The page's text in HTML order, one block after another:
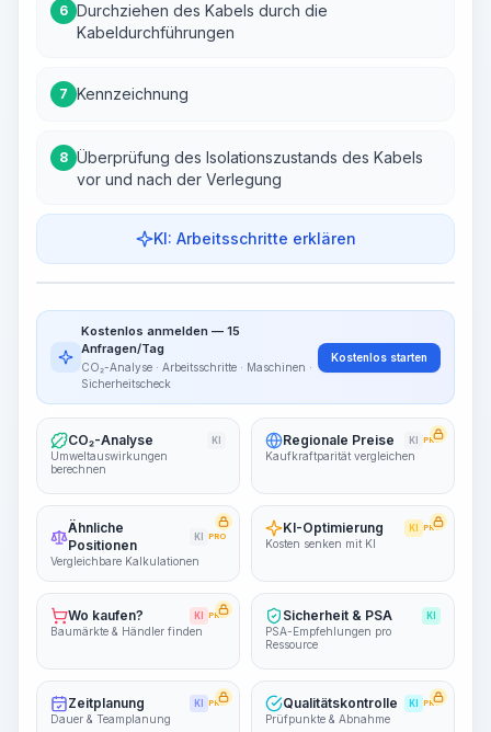
6 Durchziehen des Kabels durch die
Kabeldurchführungen
7 Kennzeichnung
8 Überprüfung des Isolationszustands des Kabels
vor und nach der Verlegung
KI: Arbeitsschritte erklären
Arbeitsschritte
~15-30 Sek.
Kostenlos anmelden — 15
Anfragen/Tag
CO₂-Analyse · Arbeitsschritte · Maschinen ·
Sicherheitscheck
Kostenlos starten
CO₂-Analyse KI
Umweltauswirkungen
berechnen
Regionale Preise KI PRO
Kaufkraftparität vergleichen
Ähnliche
Positionen
KI PRO
Vergleichbare Kalkulationen
KI-Optimierung KI PRO
Kosten senken mit KI
Wo kaufen? KI PRO
Baumärkte & Händler finden
Sicherheit & PSA KI
PSA-Empfehlungen pro
Ressource
Zeitplanung KI PRO
Dauer & Teamplanung
Qualitätskontrolle KI PRO
Prüfpunkte & Abnahme